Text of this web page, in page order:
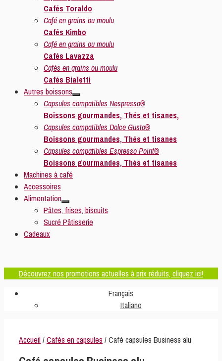
Cafés Toraldo
Café en grains ou moulu
Cafés Kimbo
Café en grains ou moulu
Cafés Lavazza
Cafés en grains ou moulu
Cafés Bialetti
Autres boissons
Capsules compatibles Nespresso®
Boissons gourmandes, Thés et tisanes,
Capsules compatibles Dolce Gusto®
Boissons gourmandes, Thés et tisanes
Capsules compatibles Espresso Point®
Boissons gourmandes, Thés et tisanes
Machines à café
Accessoires
Alimentation
Pâtes, frises, biscuits
Sucré Pâtisserie
Cadeaux
Découvrez nos promotions actuelles à prix réduits, cliquez ici!
Français
Italiano
Accueil/Cafés en capsules / Café capsules Business alu